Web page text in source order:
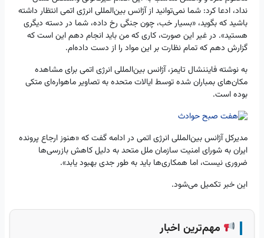
نداد، ادعا کرد: شما نمی‌توانید از آژانس بین‌المللی انرژی اتمی انتظار داشته
باشید که بگوید، «بسیار خب، چون جنگی رخ داده، شما در دسته دیگری
هستید». در غیر این صورت، کاری که من باید انجام دهم این است که
گزارش دهم که تمام نظارت بر این مواد را از دست داده‌ام.
به نوشته فایننشال تایمز، آژانس بین‌المللی انرژی اتمی برای مشاهده
مکان‌های بمباران شده توسط ایالات متحده به تصاویر ماهواره‌ای متکی
بوده است.
مدیرکل آژانس بین‌المللی انرژی اتمی در ادامه گفت که «هنوز ارجاع پرونده
ایران به شورای امنیت سازمان ملل متحد به دلیل کاهش بازرسی‌ها
ضروری نیست، اما همکاری‌ها باید به طور جدی بهبود یابد».
این خبر تکمیل می‌شود.
مهم‌ترین اخبار